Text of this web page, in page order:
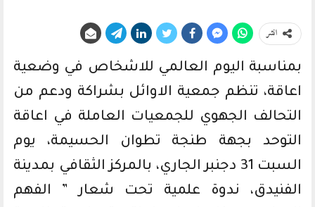
انشر
بمناسبة اليوم العالمي للاشخاص في وضعية
اعاقة، تنظم جمعية الاوائل بشراكة ودعم من
التحالف الجهوي للجمعيات العاملة في اعاقة
التوحد بجهة طنجة تطوان الحسيمة، يوم
السبت 31 دجنبر الجاري، بالمركز الثقافي بمدينة
الفنيدق، ندوة علمية تحت شعار ” الفهم